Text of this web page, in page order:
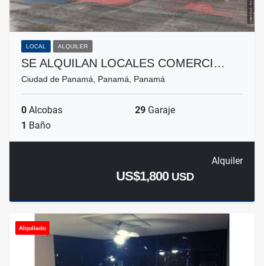
LOCAL ALQUILER
SE ALQUILAN LOCALES COMERCI…
Ciudad de Panamá, Panamá, Panamá
0 Alcobas 29 Garaje
1 Baño
Alquiler
US$1,800 USD
Alquilado